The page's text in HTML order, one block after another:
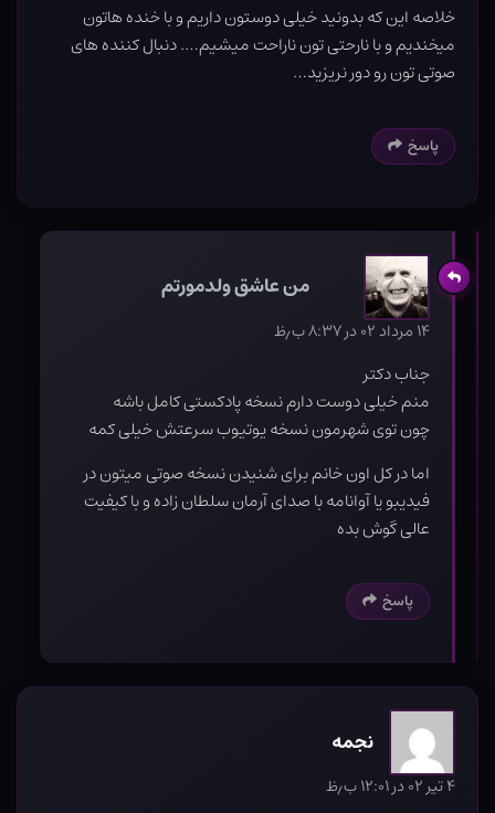
خلاصه این که بدونید خیلی دوستون داریم و با خنده هاتون
میخندیم و با نارحتی تون ناراحت میشیم…. دنبال کننده های
صوتی تون رو دور نریزید…
پاسخ
من عاشق ولدمورتم
۱۴ مرداد ۰۲ در ۸:۳۷ ب٫ظ
جناب دکتر
منم خیلی دوست دارم نسخه پادکستی کامل باشه
چون توی شهرمون نسخه یوتیوب سرعتش خیلی کمه
اما در کل اون خانم برای شنیدن نسخه صوتی میتون در
فیدیبو یا آوانامه با صدای آرمان سلطان زاده و با کیفیت
عالی گوش بده
پاسخ
نجمه
۴ تیر ۰۲ در ۱۲:۰۱ ب٫ظ